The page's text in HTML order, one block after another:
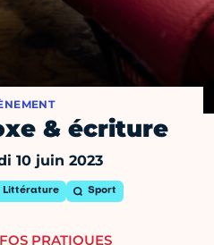
& écriture
10 juin 2023
Littérature Sport
PRATIQUES